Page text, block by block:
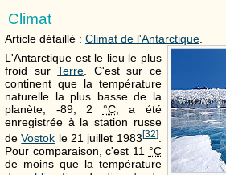
Climat
Article détaillé : Climat de l'Antarctique.
L'Antarctique est le lieu le plus
froid surTerre. C'est sur ce
continent que la température
naturelle la plus basse de la
planète, -89, 2 °C, a été
enregistrée à la station russe
deVostok le 21 juillet 1983[32].
Pour comparaison, c'est 11 °C
de moins que la température